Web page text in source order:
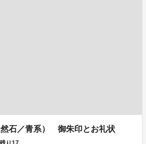
石／青系） 御朱印とお礼状